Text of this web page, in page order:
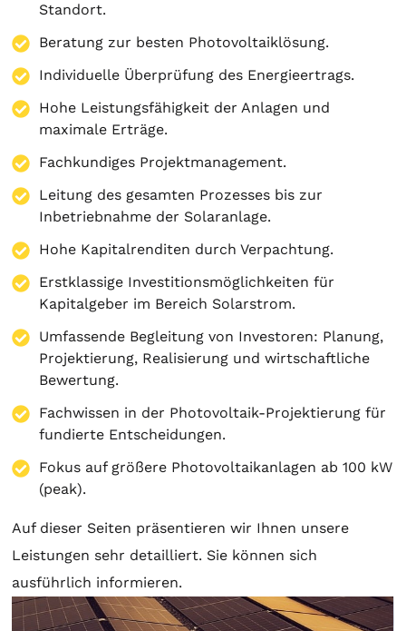
Standort.
Beratung zur besten Photovoltaiklösung.
Individuelle Überprüfung des Energieertrags.
Hohe Leistungsfähigkeit der Anlagen und
maximale Erträge.
Fachkundiges Projektmanagement.
Leitung des gesamten Prozesses bis zur
Inbetriebnahme der Solaranlage.
Hohe Kapitalrenditen durch Verpachtung.
Erstklassige Investitionsmöglichkeiten für
Kapitalgeber im Bereich Solarstrom.
Umfassende Begleitung von Investoren: Planung,
Projektierung, Realisierung und wirtschaftliche
Bewertung.
Fachwissen in der Photovoltaik-Projektierung für
fundierte Entscheidungen.
Fokus auf größere Photovoltaikanlagen ab 100 kW
(peak).
Auf dieser Seiten präsentieren wir Ihnen unsere
Leistungen sehr detailliert. Sie können sich
ausführlich informieren.